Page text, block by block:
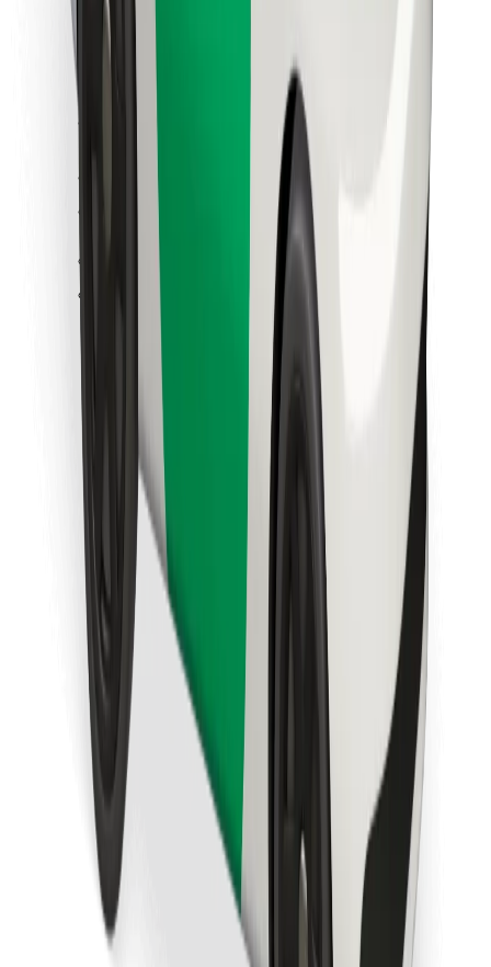
Tarnijad
Küpsised
Turvalisus
Laadi alla Bolti rakendus
Laadi alla Bolt Foodi rakendus